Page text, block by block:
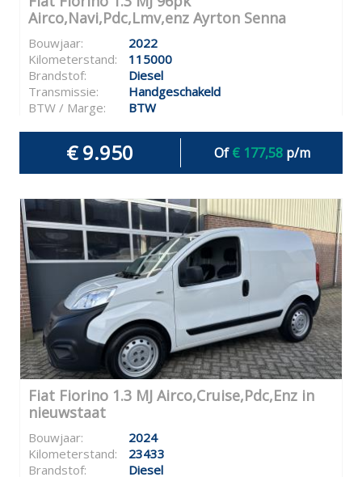
Airco,Navi,Pdc,Lmv,enz Ayrton Senna
Bouwjaar:
2022
Kilometerstand:
115000
Brandstof:
Diesel
Transmissie:
Handgeschakeld
BTW / Marge:
BTW
€ 9.950 Of€ 177,58p/m
Fiat Fiorino 1.3 MJ Airco,Cruise,Pdc,Enz in
nieuwstaat
Bouwjaar:
2024
Kilometerstand:
23433
Brandstof:
Diesel